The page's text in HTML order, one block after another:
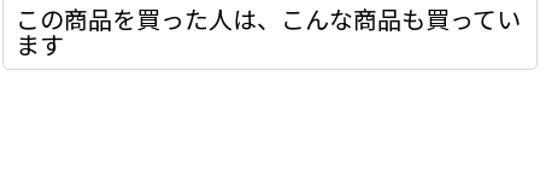
この商品を買った人は、こんな商品も買ってい
ます